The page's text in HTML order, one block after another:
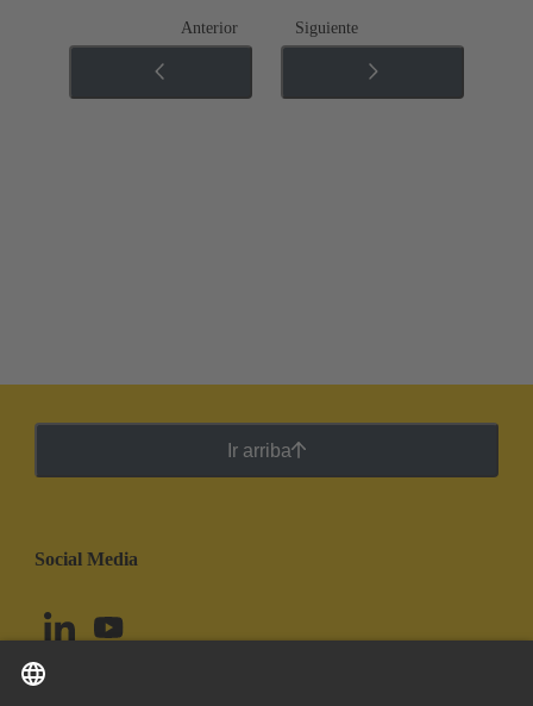
Anterior Siguiente
Ir arriba
Social Media